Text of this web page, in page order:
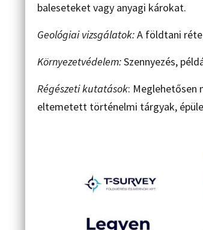
baleseteket vagy anyagi károkat.
Geológiai vizsgálatok:A földtani
Környezetvédelem:Szennyezés,
Régészeti kutatások: Meglehetősen
eltemetett történelmi tárgyak,